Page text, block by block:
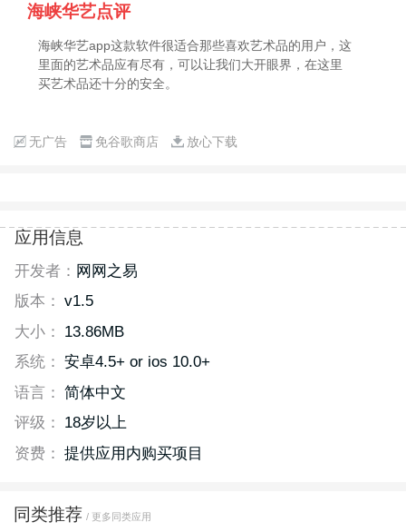
海峡华艺点评
海峡华艺app这款软件很适合那些喜欢艺术品的用户，这
里面的艺术品应有尽有，可以让我们大开眼界，在这里
买艺术品还十分的安全。
无广告 免谷歌商店 放心下载
应用信息
开发者： 网网之易
版本： v1.5
大小：
13.86MB
系统： 安卓4.5+ or ios 10.0+
语言： 简体中文
评级：
18岁以上
资费： 提供应用内购买项目
同类推荐 / 更多同类应用